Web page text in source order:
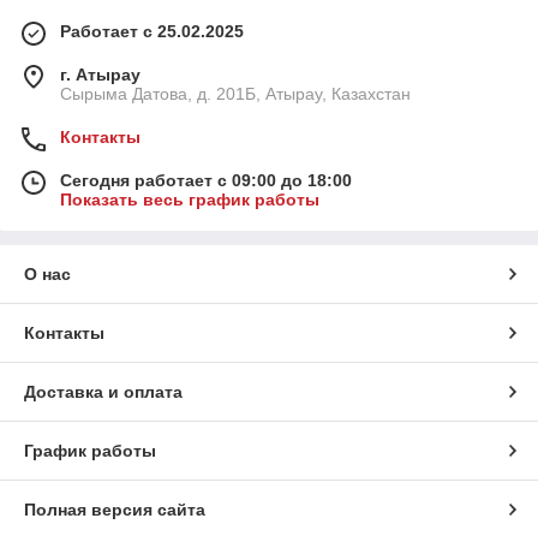
Работает с 25.02.2025
г. Атырау
Сырыма Датова, д. 201Б, Атырау, Казахстан
Контакты
Сегодня работает с 09:00 до 18:00
Показать весь график работы
О нас
Контакты
Доставка и оплата
График работы
Полная версия сайта